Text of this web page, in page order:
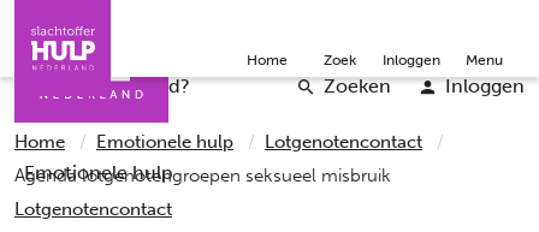
Iemand helpen Word vrijwilliger English
Wat is er gebeurd?
Emotionele hulp
Zoeken Inloggen
Home Zoek Inloggen Menu
Home Emotionele hulp
Lotgenotencontact
Agenda lotgenotengroepen seksueel misbruik
Lotgenotencontact